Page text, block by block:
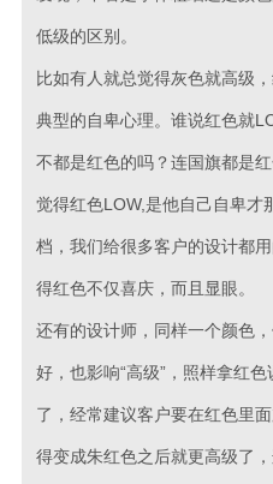
低级的区别。
比如有人就总觉得灰色就高级
典型的自卑心理。谁说红色就
不都是红色的吗？连国旗都是红
觉得红色LOW,是他自己自卑才
档，我们给很多客户的设计都
得红色不仅喜庆，而且显眼。
还有的设计师，同样一个颜色
好，也影响“高级”，照样拿红
了，经常建议客户要在红色里
得变成朱红色之后就更高级了，